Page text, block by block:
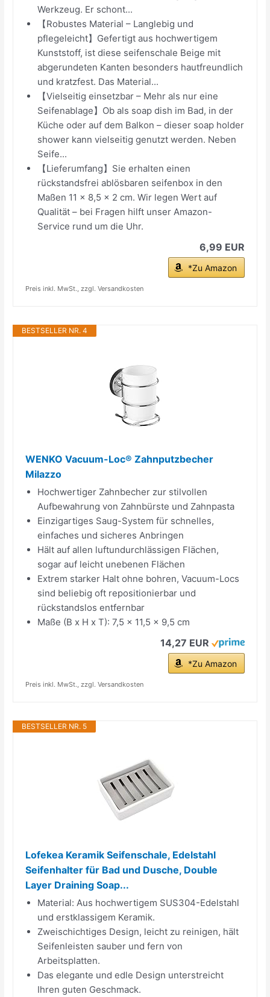
Werkzeug. Er schont...
【Robustes Material – Langlebig und
pflegeleicht】Gefertigt aus hochwertigem
Kunststoff, ist diese seifenschale Beige mit
abgerundeten Kanten besonders hautfreundlich
und kratzfest. Das Material...
【Vielseitig einsetzbar – Mehr als nur eine
Seifenablage】Ob als soap dish im Bad, in der
Küche oder auf dem Balkon – dieser soap holder
shower kann vielseitig genutzt werden. Neben
Seife...
【Lieferumfang】Sie erhalten einen
rückstandsfrei ablösbaren seifenbox in den
Maßen 11 × 8,5 × 2 cm. Wir legen Wert auf
Qualität – bei Fragen hilft unser Amazon-
Service rund um die Uhr.
6,99 EUR
*Zu Amazon
Preis inkl. MwSt., zzgl. Versandkosten
BESTSELLER NR. 4
WENKO Vacuum-Loc® Zahnputzbecher
Milazzo
Hochwertiger Zahnbecher zur stilvollen
Aufbewahrung von Zahnbürste und Zahnpasta
Einzigartiges Saug-System für schnelles,
einfaches und sicheres Anbringen
Hält auf allen luftundurchlässigen Flächen,
sogar auf leicht unebenen Flächen
Extrem starker Halt ohne bohren, Vacuum-Locs
sind beliebig oft repositionierbar und
rückstandslos entfernbar
Maße (B x H x T): 7,5 x 11,5 x 9,5 cm
14,27 EUR
*Zu Amazon
Preis inkl. MwSt., zzgl. Versandkosten
BESTSELLER NR. 5
Lofekea Keramik Seifenschale, Edelstahl
Seifenhalter für Bad und Dusche, Double
Layer Draining Soap...
Material: Aus hochwertigem SUS304-Edelstahl
und erstklassigem Keramik.
Zweischichtiges Design, leicht zu reinigen, hält
Seifenleisten sauber und fern von
Arbeitsplatten.
Das elegante und edle Design unterstreicht
Ihren guten Geschmack.